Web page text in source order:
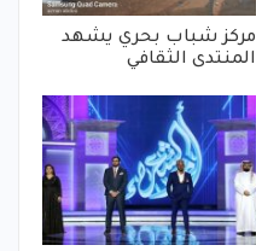
مركز شباب بحري يشهد
المنتدى الثقافي